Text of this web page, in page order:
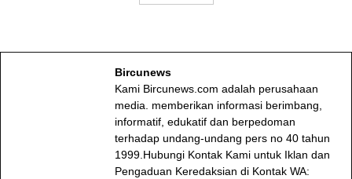
Bircunews
Kami Bircunews.com adalah perusahaan
media. memberikan informasi berimbang,
informatif, edukatif dan berpedoman
terhadap undang-undang pers no 40 tahun
1999.Hubungi Kontak Kami untuk Iklan dan
Pengaduan Keredaksian di Kontak WA: